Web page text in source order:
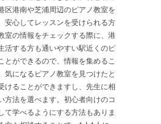
区港南や芝浦周辺のピアノ教室を
安心してレッスンを受けられる方
室の情報をチェックする際に、港
活する方も通いやすい駅近くのピ
とができるので、情報を集めるこ
気になるピアノ教室を見つけたと
けることができますし、先生に相
方法を選べます。初心者向けのコ
て学べるようにする方法もありま